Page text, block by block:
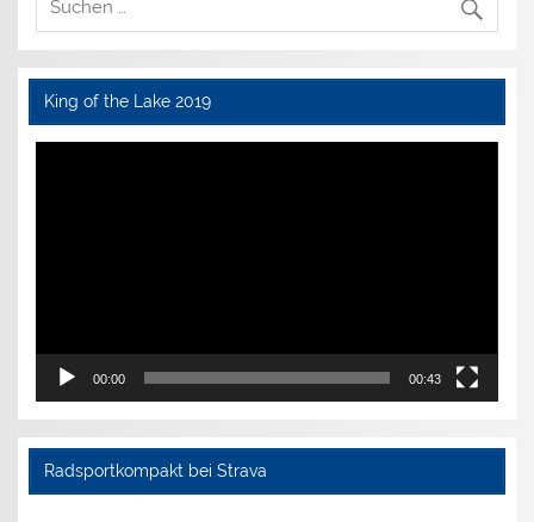
King of the Lake 2019
Video-
00:00 00:43
Radsportkompakt bei Strava